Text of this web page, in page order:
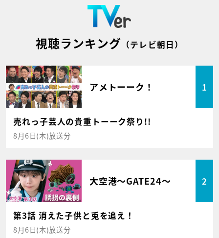
視聴ランキング （テレビ朝日）
アメトーーク！ 1
売れっ子芸人の貴重トーーク祭り!!
8月6日(木)放送分
大空港～GATE24～ 2
第3話 消えた子供と兎を追え！
8月6日(木)放送分